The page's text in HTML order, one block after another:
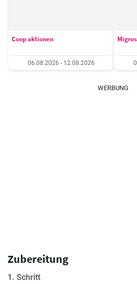
Coop aktionen
06.08.2026 - 12.08.2026
WERBUNG
Zubereitung
1. Schritt